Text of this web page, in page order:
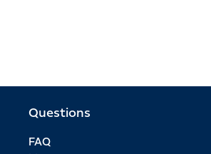
Questions
FAQ